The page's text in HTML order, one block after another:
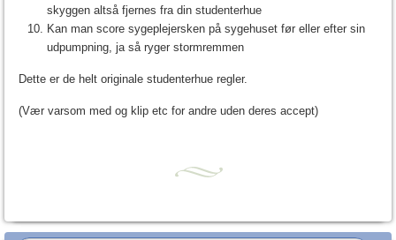
skyggen altså fjernes fra din studenterhue
Kan man score sygeplejersken på sygehuset før eller efter sin
udpumpning, ja så ryger stormremmen
Dette er de helt originale studenterhue regler.
(Vær varsom med og klip etc for andre uden deres accept)